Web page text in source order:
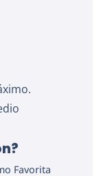
Favorita